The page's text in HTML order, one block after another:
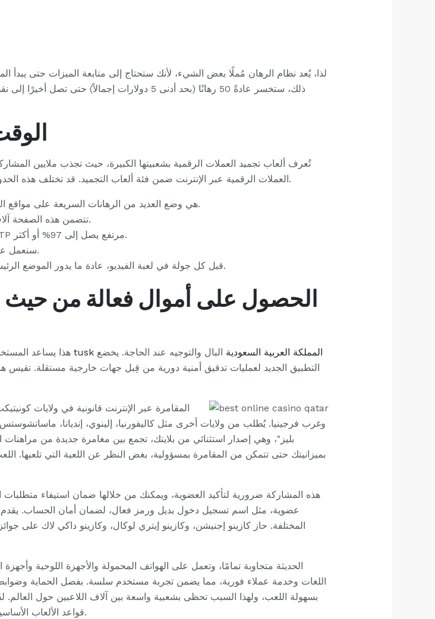
ذلك، ستخسر عادةً 50 رهانًا (بحد أدنى 5 دولارات
تُعرف ألعاب تجميد العملات الرقمية بشعبيتها الكبيرة، حيث تجذب ملايين
العملات الرقمية عبر الإنترنت ضمن فئة ألعاب التجميد. قد تختلف هذه الحدود باختلاف الكازينو المحلي، ويمكنك اختيار طريقة السحب المناسبة.
إحدى التقنيات الرائعة للعبة In love Time هي وضع العديد من الرهانات السريعة على مواقع العجلات الإضافية.
تتضمن هذه الصفحة آلاف عناوين الفتحات التجريبية التي يمكنك لعبها بالكامل مجانًا.
نصيحتنا كلها يجب أن تكون الاستمتاع بالأجهزة ذات معدل RTP مرتفع يصل إلى 97% أو أكثر.
سنعمل على حماية أفضل منافذ الأموال الحقيقية، وما تقدمه، والمزيد.
قبل كل جولة في لعبة الفيديو، عادة ما يدور الموضع الرئيسي على العجلة الأساسية ويولد مضاعفًا جيدًا لخيار عشوائي.
الحصول على أموال فعالة من حيث
هذا يساعد المستخدمين على التركيز على القضايا المتعلقة بالحماية، مما يمنحهم راحة tusk المملكة العربية السعودية البال والتوجيه عند الحاجة. يخضع
التطبيق الجديد لعمليات تدقيق أمنية دورية من قِبل جهات خارجية مستقلة. تقيس
المقامرة عبر الإنترنت قانونية في ولايات
وغرب فرجينيا. يُطلب من ولايات أخرى مثل كاليفورنيا، إلينوي، إنديانا،
بليز"، وهي إصدار استثنائي من بلايتك، تجمع بين مغامرة جديدة من مراهنات
هذه المشاركة ضرورية لتأكيد العضوية، ويمكنك من خلالها ضمان استيفاء
عضوية، مثل اسم تسجيل دخول بديل ورمز فعال، لضمان أمان الحساب. يقدم
المختلفة. حاز كازينو إجنيشن، وكازينو إيتري لوكال، وكازينو داكي لاك على
اللغات وخدمة عملاء فورية، مما يضمن تجربة مستخدم سلسة. بفضل الحماية وضوابط
قواعد الألعاب الأساسية ودورات المكافآت أدناه، لتكتشف كل ما يتعلق بهذه اللعبة الرائعة.